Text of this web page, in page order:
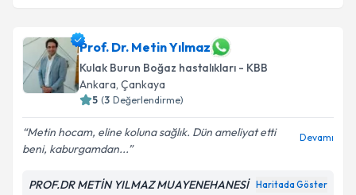
Prof. Dr. Metin Yılmaz
Kulak Burun Boğaz hastalıkları - KBB
Ankara, Çankaya
5 (3 Değerlendirme)
Metin hocam, eline koluna sağlık. Dün ameliyat etti
beni, kaburgamdan...
Devamı
PROF.DR METİN YILMAZ MUAYENEHANESİ Haritada Göster